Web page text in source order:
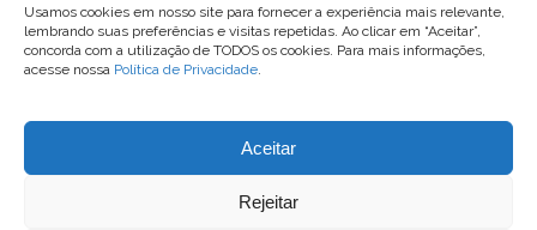
Usamos cookies em nosso site para fornecer a experiência mais relevante,
lembrando suas preferências e visitas repetidas. Ao clicar em “Aceitar”,
concorda com a utilização de TODOS os cookies. Para mais informações,
acesse nossa Política de Privacidade.
Aceitar
Rejeitar
patrimônio
contato@conexaocomunidade.org.br
ou nos procurar no Instagram@conexaocomunidade.